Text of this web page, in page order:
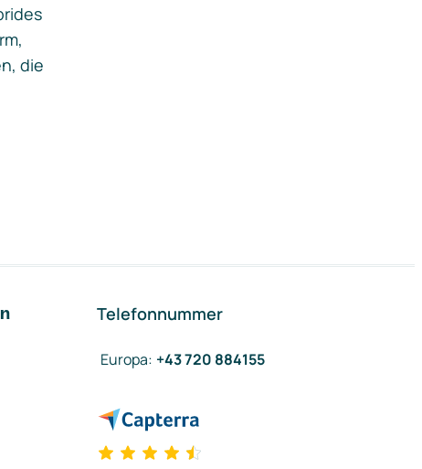
die
Telefonnummer
Europa: +43 720 884155